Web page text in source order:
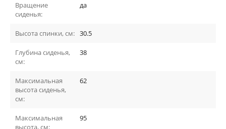
Вращение
сиденья:
да
Высота спинки, см: 30.5
Глубина сиденья,
см:
38
Максимальная
высота сиденья,
см:
62
Максимальная
высота, см:
95